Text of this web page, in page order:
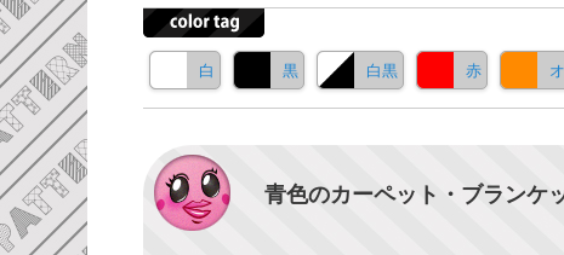
白 黒 白黒 赤
青色のカーペット・ブラン